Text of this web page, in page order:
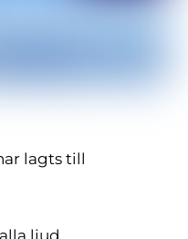
lagts till
ljud